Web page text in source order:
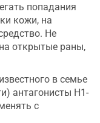
попадания
кожи, на
Не
открытые раны,
в семье
антагонисты Н1-
с